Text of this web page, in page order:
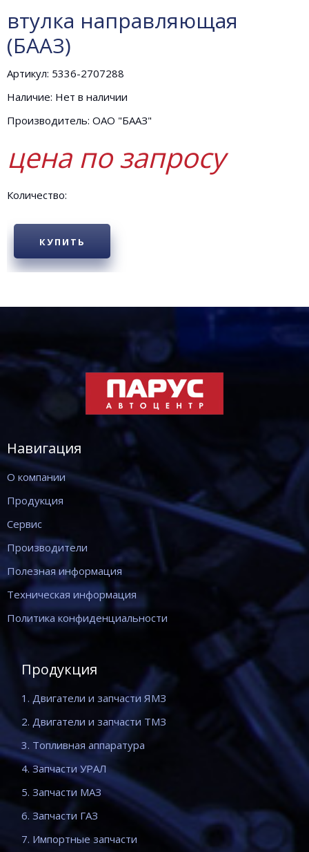
втулка направляющая
(БААЗ)
Артикул: 5336-2707288
Наличие: Нет в наличии
Производитель: ОАО "БААЗ"
цена по запросу
Количество:
КУПИТЬ
Навигация
О компании
Продукция
Сервис
Производители
Полезная информация
Техническая информация
Политика конфиденциальности
Продукция
1. Двигатели и запчасти ЯМЗ
2. Двигатели и запчасти ТМЗ
3. Топливная аппаратура
4. Запчасти УРАЛ
5. Запчасти МАЗ
6. Запчасти ГАЗ
7. Импортные запчасти